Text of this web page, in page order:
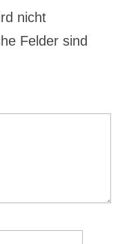
nicht
Felder sind